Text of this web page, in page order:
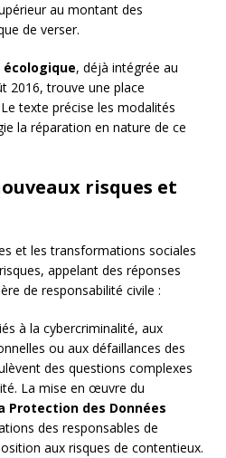
au montant des
de verser.
, déjà intégrée au
2016, trouve une place
texte précise les modalités
la réparation en nature de ce
risques et
et les transformations sociales
appelant des réponses
de responsabilité civile :
à la cybercriminalité, aux
ou aux défaillances des
des questions complexes
La mise en œuvre du
Protection des Données
des responsables de
aux risques de contentieux.